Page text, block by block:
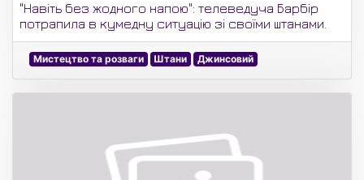
"Навіть без жодного напою": телеведуча Барбір
потрапила в кумедну ситуацію зі своїми штанами.
Мистецтво та розваги Штани Джинсовий